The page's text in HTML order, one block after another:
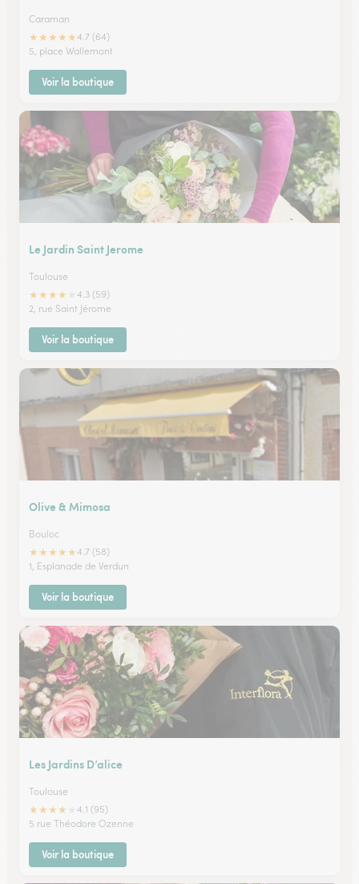
Caraman
★★★★★4.7 (64)
5, place Wallemont
Voir la boutique
Le Jardin Saint Jerome
Toulouse
★★★★
4.3 (59)
2, rue Saint Jérome
Voir la boutique
Olive & Mimosa
Bouloc
★★★★★4.7 (58)
1, Esplanade de Verdun
Voir la boutique
Les Jardins D’alice
Toulouse
★★★★
4.1 (95)
5 rue Théodore Ozenne
Voir la boutique